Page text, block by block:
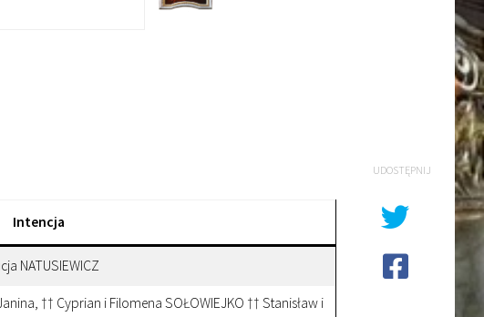
Intencja
NATUSIEWICZ
†† Cyprian i Filomena SOŁOWIEJKO †† Stanisław i
UDOSTĘPNIJ